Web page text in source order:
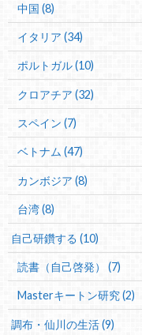
中国 (8)
イタリア (34)
ポルトガル (10)
クロアチア (32)
スペイン (7)
ベトナム (47)
カンボジア (8)
台湾 (8)
自己研鑽する (10)
読書（自己啓発） (7)
Masterキートン研究 (2)
調布・仙川の生活 (9)